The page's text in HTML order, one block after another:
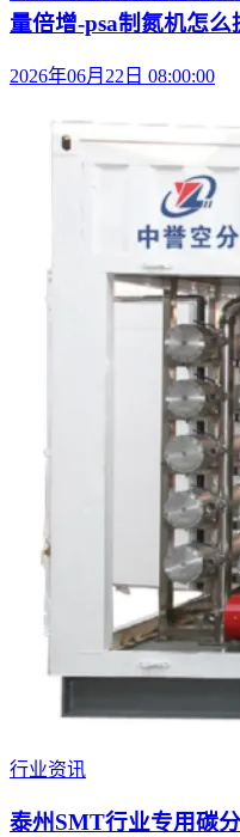
量倍增-psa制氮机怎
2026年06月22日 08:00:00
行业资讯
泰州SMT行业专用碳